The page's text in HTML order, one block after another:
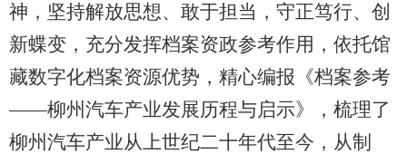
神，坚持解放思想、敢于担当，守正笃行、创
新蝶变，充分发挥档案资政参考作用，依托馆
藏数字化档案资源优势，精心编报《档案参考
——柳州汽车产业发展历程与启示》，梳理了
柳州汽车产业从上世纪二十年代至今，从制